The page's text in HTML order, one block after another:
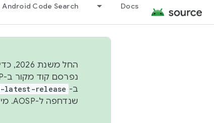
Docs
Android Code Search
החל
ב- latest-release
שנדחפה ל-AOSP. מידע נוסף זמין במאמר